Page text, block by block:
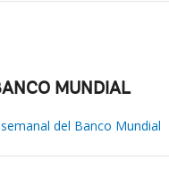
MUNDIAL
del Banco Mundial